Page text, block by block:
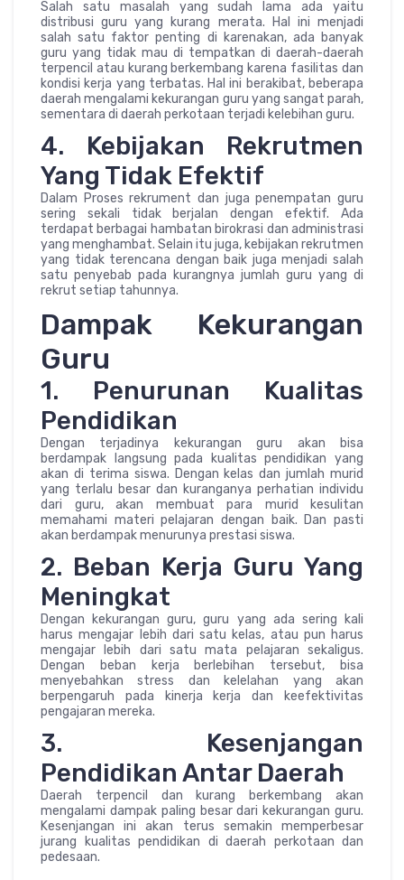
Salah satu masalah yang sudah lama ada yaitu
distribusi guru yang kurang merata. Hal ini menjadi
salah satu faktor penting di karenakan, ada banyak
guru yang tidak mau di tempatkan di daerah-daerah
terpencil atau kurang berkembang karena fasilitas dan
kondisi kerja yang terbatas. Hal ini berakibat, beberapa
daerah mengalami kekurangan guru yang sangat parah,
sementara di daerah perkotaan terjadi kelebihan guru.
4. Kebijakan Rekrutmen
Yang Tidak Efektif
Dalam Proses rekrument dan juga penempatan guru
sering sekali tidak berjalan dengan efektif. Ada
terdapat berbagai hambatan birokrasi dan administrasi
yang menghambat. Selain itu juga, kebijakan rekrutmen
yang tidak terencana dengan baik juga menjadi salah
satu penyebab pada kurangnya jumlah guru yang di
rekrut setiap tahunnya.
Dampak Kekurangan
Guru
1. Penurunan Kualitas
Pendidikan
Dengan terjadinya kekurangan guru akan bisa
berdampak langsung pada kualitas pendidikan yang
akan di terima siswa. Dengan kelas dan jumlah murid
yang terlalu besar dan kuranganya perhatian individu
dari guru, akan membuat para murid kesulitan
memahami materi pelajaran dengan baik. Dan pasti
akan berdampak menurunya prestasi siswa.
2. Beban Kerja Guru Yang
Meningkat
Dengan kekurangan guru, guru yang ada sering kali
harus mengajar lebih dari satu kelas, atau pun harus
mengajar lebih dari satu mata pelajaran sekaligus.
Dengan beban kerja berlebihan tersebut, bisa
menyebahkan stress dan kelelahan yang akan
berpengaruh pada kinerja kerja dan keefektivitas
pengajaran mereka.
3. Kesenjangan
Pendidikan Antar Daerah
Daerah terpencil dan kurang berkembang akan
mengalami dampak paling besar dari kekurangan guru.
Kesenjangan ini akan terus semakin memperbesar
jurang kualitas pendidikan di daerah perkotaan dan
pedesaan.